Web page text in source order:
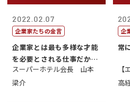
2022.02.07
企業家たちの金言
企業家とは最も多様な才能
を必要とされる仕事だから
一番面白い
スーパーホテル会長 山本
梁介
企
常
高